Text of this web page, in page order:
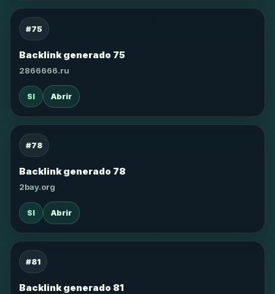
#75
Backlink generado 75
2866666.ru
SI Abrir
#78
Backlink generado 78
2bay.org
SI Abrir
#81
Backlink generado 81